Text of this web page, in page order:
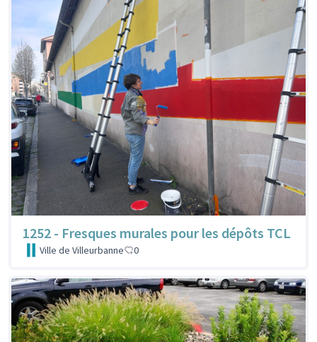
1252 - Fresques murales pour les dépôts TCL
Ville de Villeurbanne 0